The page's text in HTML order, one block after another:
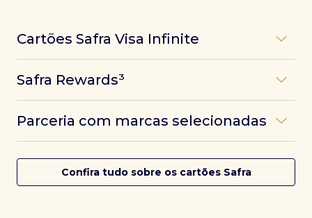
Cartões Safra Visa Infinite
experiências refinadas a benefícios únicos, como
converte seus investimentos em limite no cartão e
conta com acesso a mais de 1.400 salas VIP Dragon
Pass ao redor do mundo.
Safra Rewards³
das melhores pontuações do mercado.
Parceria com marcas selecionadas
cartões Safra.
Confira tudo sobre os cartões Safra